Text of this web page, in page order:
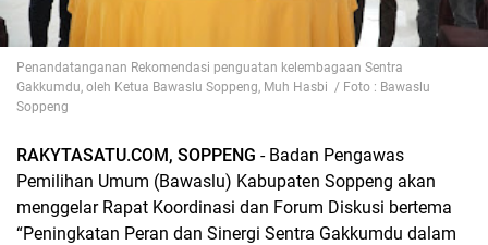
Penandatanganan Rekomendasi penguatan kelembagaan Sentra
Gakkumdu, oleh Ketua Bawaslu Soppeng, Muh Hasbi / Foto : Bawaslu
Soppeng
RAKYTASATU.COM, SOPPENG - Badan Pengawas
Pemilihan Umum (Bawaslu) Kabupaten Soppeng akan
menggelar Rapat Koordinasi dan Forum Diskusi bertema
“Peningkatan Peran dan Sinergi Sentra Gakkumdu dalam